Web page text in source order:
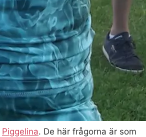
Piggelina. De här frågorna är som